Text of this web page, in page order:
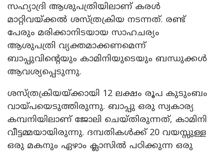
സഹ്യാദ്രി ആശുപത്രിയിലാണ് കരൾ
മാറ്റിവയ്ക്കൽ ശസ്ത്രക്രിയ നടന്നത്. രണ്ട്
പേരും മരിക്കാനിടയായ സാഹചര്യം
ആശുപത്രി വ്യക്തമാക്കണമെന്ന്
ബാപ്പുവിൻ്റെയും കാമിനിയുടെയും ബന്ധുക്കൾ
ആവശ്യപ്പെടുന്നു.
ശസ്ത്രക്രിയയ്ക്കായി 12 ലക്ഷം രൂപ കുടുംബം
വായ്പയെടുത്തിരുന്നു. ബാപ്പു ഒരു സ്വകാര്യ
കമ്പനിയിലാണ് ജോലി ചെയ്തിരുന്നത്, കാമിനി
വീട്ടമ്മയായിരുന്നു. ദമ്പതികൾക്ക് 20 വയസ്സുള്ള
ഒരു മകനും ഏഴാം ക്ലാസിൽ പഠിക്കുന്ന ഒരു